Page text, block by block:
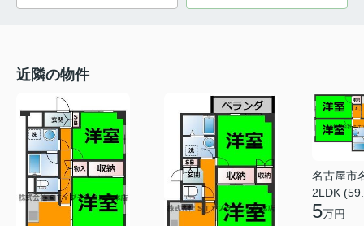
近隣の物件
名古屋市
2LDK
5万円